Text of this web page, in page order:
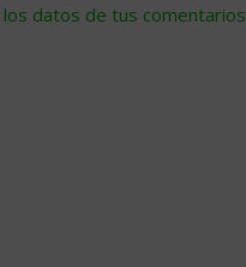
datos de tus comentarios